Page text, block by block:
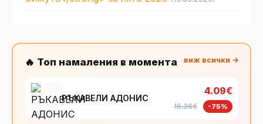
🔥 Топ намаления в момента виж всички →
РЪКАВЕЛИ АДОНИС
4.09€
16.36€ -75%